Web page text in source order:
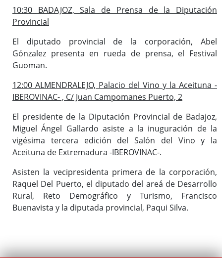
10:30 BADAJOZ, Sala de Prensa de la Diputación
Provincial
El diputado provincial de la corporación, Abel
Gónzalez presenta en rueda de prensa, el Festival
Guoman.
12:00 ALMENDRALEJO, Palacio del Vino y la Aceituna -
IBEROVINAC- , C/ Juan Campomanes Puerto, 2
El presidente de la Diputación Provincial de Badajoz,
Miguel Ángel Gallardo asiste a la inuguración de la
vigésima tercera edición del Salón del Vino y la
Aceituna de Extremadura -IBEROVINAC-.
Asisten la vecipresidenta primera de la corporación,
Raquel Del Puerto, el diputado del areá de Desarrollo
Rural, Reto Demográfico y Turismo, Francisco
Buenavista y la diputada provincial, Paqui Silva.